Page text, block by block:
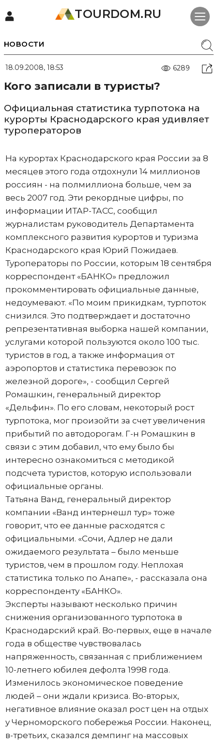
TOURDOM.RU
НОВОСТИ
18.09.2008, 18:53 6289
Кого записали в туристы?
Официальная статистика турпотока на
курорты Краснодарского края удивляет
туроператоров
На курортах Краснодарского края России за 8
месяцев этого года отдохнули 14 миллионов
россиян - на полмиллиона больше, чем за
весь 2007 год. Эти рекордные цифры, по
информации ИТАР-ТАСС, сообщил
журналистам руководитель Департамента
комплексного развития курортов и туризма
Краснодарского края Юрий Пожидаев.
Туроператоры по России, которым 18 сентября
корреспондент «БАНКО» предложил
прокомментировать официальные данные,
недоумевают. «По моим прикидкам, турпоток
снизился. Это подтверждает и достаточно
репрезентативная выборка нашей компании,
услугами которой пользуются около 100 тыс.
туристов в год, а также информация от
аэропортов и статистика перевозок по
железной дороге», - сообщил Сергей
Ромашкин, генеральный директор
«Дельфин». По его словам, некоторый рост
турпотока, мог произойти за счет увеличения
прибытий по автодорогам. Г-н Ромашкин в
связи с этим добавил, что ему было бы
интересно ознакомиться с методикой
подсчета туристов, которую использовали
официальные органы.
Татьяна Ванд, генеральный директор
компании «Ванд интернешл тур» тоже
говорит, что ее данные расходятся с
официальными. «Сочи, Адлер не дали
ожидаемого результата – было меньше
туристов, чем в прошлом году. Неплохая
статистика только по Анапе», - рассказала она
корреспонденту «БАНКО».
Эксперты называют несколько причин
снижения организованного турпотока в
Краснодарский край. Во-первых, еще в начале
года в обществе чувствовалась
напряженность, связанная с приближением
10-летнего юбилея дефолта 1998 года.
Изменилось экономическое поведение
людей – они ждали кризиса. Во-вторых,
негативное влияние оказал рост цен на отдых
у Черноморского побережья России. Наконец,
в-третьих, сказался демпинг на массовых